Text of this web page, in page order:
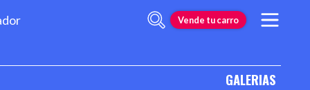
Vende tu carro
GALERIAS